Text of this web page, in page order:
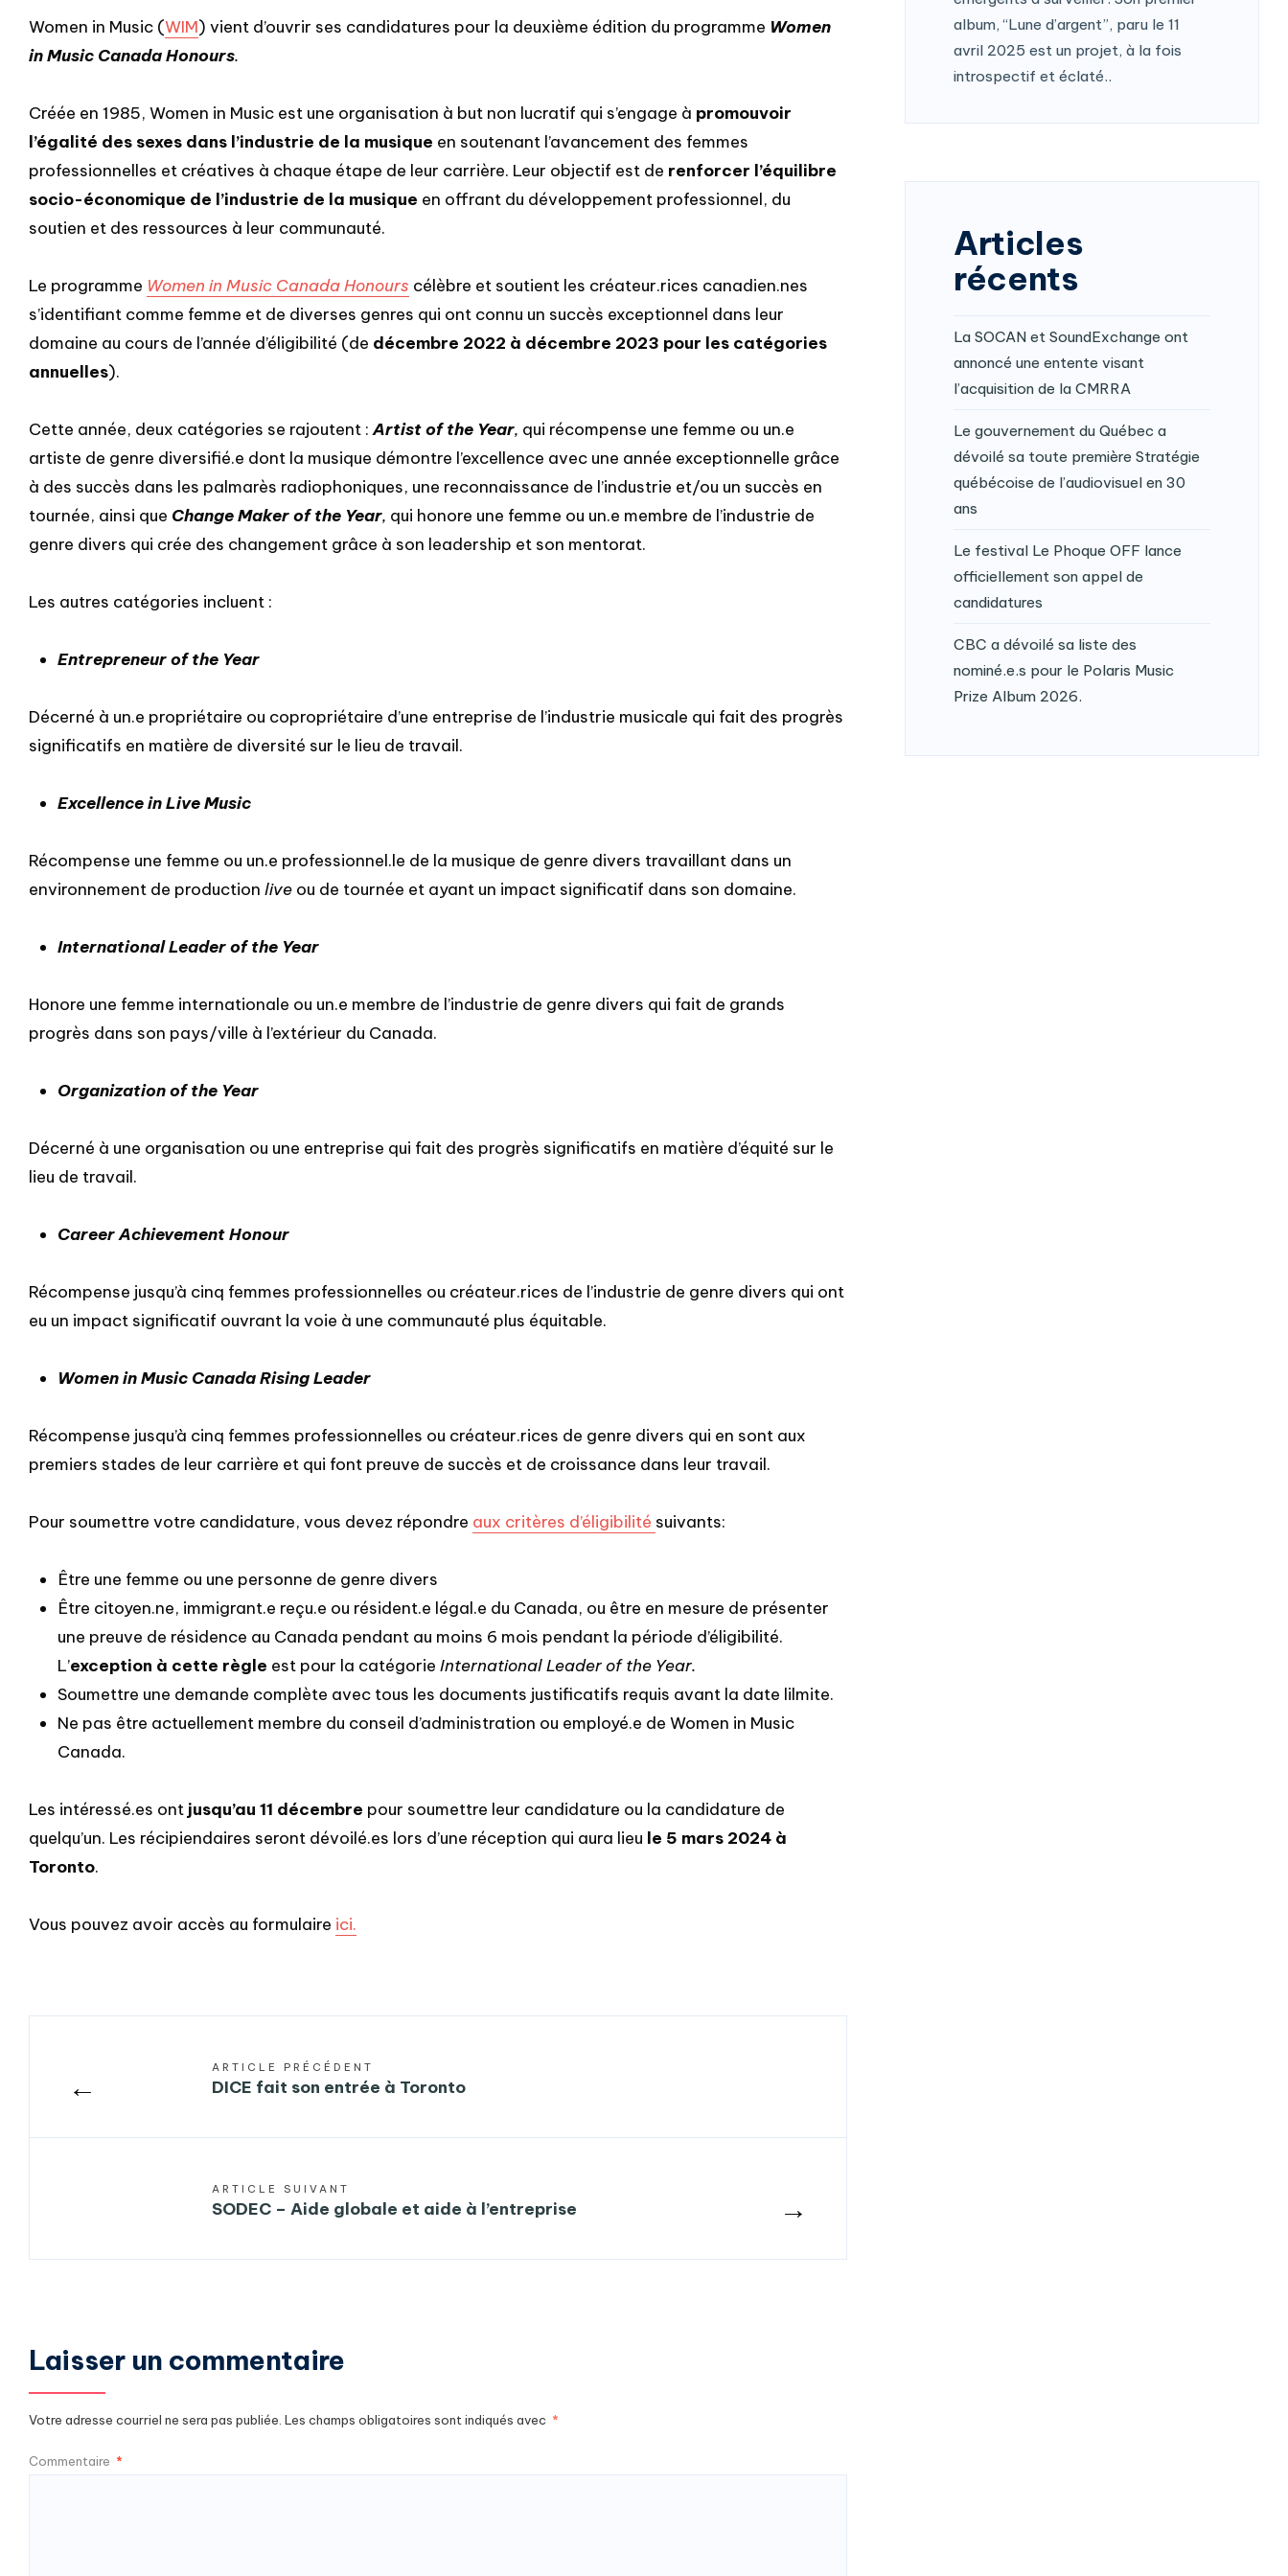
Women in Music (WIM) vient d’ouvrir ses candidatures pour la deuxième édition du programme Women
in Music Canada Honours.
Créée en 1985, Women in Music est une organisation à but non lucratif qui s’engage à promouvoir
l’égalité des sexes dans l’industrie de la musique en soutenant l’avancement des femmes
professionnelles et créatives à chaque étape de leur carrière. Leur objectif est de renforcer l’équilibre
socio-économique de l’industrie de la musique en offrant du développement professionnel, du
soutien et des ressources à leur communauté.
Le programme Women in Music Canada Honours célèbre et soutient les créateur.rices canadien.nes
s’identifiant comme femme et de diverses genres qui ont connu un succès exceptionnel dans leur
domaine au cours de l’année d’éligibilité (de décembre 2022 à décembre 2023 pour les catégories
annuelles).
Cette année, deux catégories se rajoutent :Artist of the Year, qui récompense une femme ou un.e
artiste de genre diversifié.e dont la musique démontre l’excellence avec une année exceptionnelle grâce
à des succès dans les palmarès radiophoniques, une reconnaissance de l’industrie et/ou un succès en
tournée, ainsi que Change Maker of the Year, qui honore une femme ou un.e membre de l’industrie de
genre divers qui crée des changement grâce à son leadership et son mentorat.
Les autres catégories incluent :
Entrepreneur of the Year
Décerné à un.e propriétaire ou copropriétaire d’une entreprise de l’industrie musicale qui fait des progrès
significatifs en matière de diversité sur le lieu de travail.
Excellence in Live Music
Récompense une femme ou un.e professionnel.le de la musique de genre divers travaillant dans un
environnement de production live ou de tournée et ayant un impact significatif dans son domaine.
International Leader of the Year
Honore une femme internationale ou un.e membre de l’industrie de genre divers qui fait de grands
progrès dans son pays/ville à l’extérieur du Canada.
Organization of the Year
Décerné à une organisation ou une entreprise qui fait des progrès significatifs en matière d’équité sur le
lieu de travail.
Career Achievement Honour
Récompense jusqu’à cinq femmes professionnelles ou créateur.rices de l’industrie de genre divers qui ont
eu un impact significatif ouvrant la voie à une communauté plus équitable.
Women in Music Canada Rising Leader
Récompense jusqu’à cinq femmes professionnelles ou créateur.rices de genre divers qui en sont aux
premiers stades de leur carrière et qui font preuve de succès et de croissance dans leur travail.
Pour soumettre votre candidature, vous devez répondre aux critères d’éligibilité suivants:
Être une femme ou une personne de genre divers
Être citoyen.ne, immigrant.e reçu.e ou résident.e légal.e du Canada, ou être en mesure de présenter
une preuve de résidence au Canada pendant au moins 6 mois pendant la période d’éligibilité.
L’exception à cette règle est pour la catégorie International Leader of the Year.
Soumettre une demande complète avec tous les documents justificatifs requis avant la date lilmite.
Ne pas être actuellement membre du conseil d’administration ou employé.e de Women in Music
Canada.
Les intéressé.es ontjusqu’au 11 décembre pour soumettre leur candidature ou la candidature de
quelqu’un. Les récipiendaires seront dévoilé.es lors d’une réception qui aura lieu le 5 mars 2024 à
Toronto.
Vous pouvez avoir accès au formulaire ici.
←
ARTICLE PRÉCÉDENT
DICE fait son entrée à Toronto
→
ARTICLE SUIVANT
SODEC – Aide globale et aide à l’entreprise
Laisser un commentaire
Votre adresse courriel ne sera pas publiée. Les champs obligatoires sont indiqués avec *
Commentaire *
album, “Lune d’argent”, paru le 11
avril 2025 est un projet, à la fois
introspectif et éclaté..
Articles
récents
La SOCAN et SoundExchange ont
annoncé une entente visant
l’acquisition de la CMRRA
Le gouvernement du Québec a
dévoilé sa toute première Stratégie
québécoise de l’audiovisuel en 30
ans
Le festival Le Phoque OFF lance
officiellement son appel de
candidatures
CBC a dévoilé sa liste des
nominé.e.s pour le Polaris Music
Prize Album 2026.